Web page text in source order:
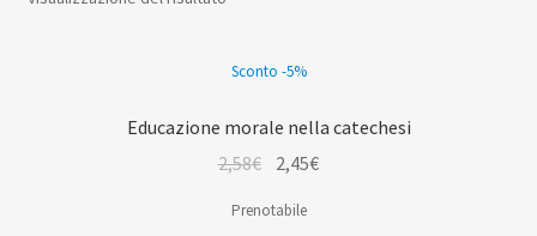
Sconto -5%
Educazione morale nella catechesi
2,58€
originale
2,45€Il
Prenotabile